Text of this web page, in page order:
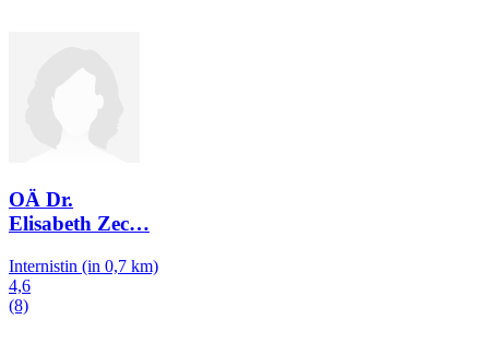
OÄ Dr.
Elisabeth Zec…
Internistin (in 0,7 km)
4,6
(8)